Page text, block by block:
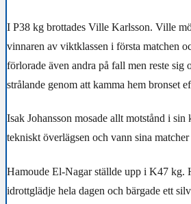
I P38 kg brottades Ville Karlsson. Ville
vinnaren av viktklassen i första matchen
förlorade även andra på fall men reste sig
strålande genom att kamma hem bronset
Isak Johansson mosade allt motstånd i sin
tekniskt överlägsen och vann sina
Hamoude El-Nagar ställde upp i K47 kg.
idrottglädje hela dagen och bärgade ett